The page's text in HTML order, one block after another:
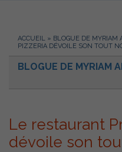
ACCUEIL » BLOGUE DE MYRIAM
PIZZERIA DÉVOILE SON TOUT
BLOGUE DE MYRIAM
Le restaurant
dévoile son